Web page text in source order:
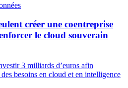
créer une coentreprise
le cloud souverain
3 milliards d’euros afin
besoins en cloud et en intelligence